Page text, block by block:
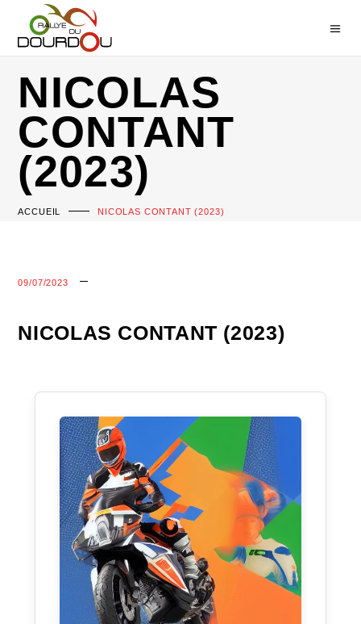
NICOLAS
CONTANT
(2023)
ACCUEIL NICOLAS CONTANT (2023)
09/07/2023
NICOLAS CONTANT (2023)